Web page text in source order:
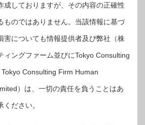
成しておりますが、その内容の正確性
ものではありません。当該情報に基づ
害についても情報提供者及び弊社（株
ィングファーム並びにTokyo Consulting
Consulting Firm Human
）は、一切の責任を負うことはあ
ださい。